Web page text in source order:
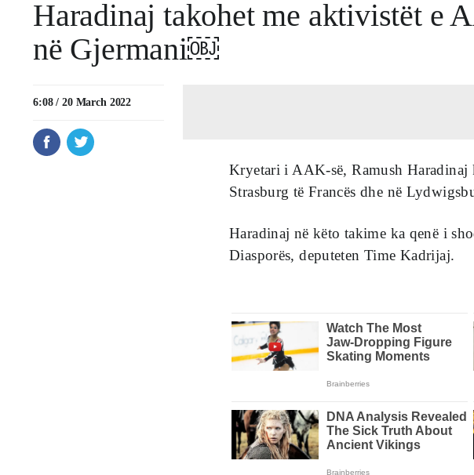
Haradinaj takohet me aktivistët e
në Gjermani￼
6:08 / 20 March 2022
Kryetari i AAK-së, Ramush
Strasburg të Francës dhe në
Haradinaj në këto takime ka qenë i
Diasporës, deputeten Time Kadrijaj.